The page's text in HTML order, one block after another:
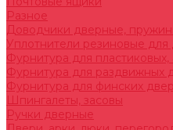
Разное
Доводчики дверные,
Уплотнители резиновые для
Фурнитура для
Фурнитура для раздвижных
Фурнитура для финских
Шпингалеты, засовы
Ручки дверные